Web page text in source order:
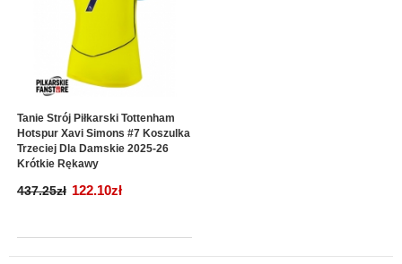
Tanie Strój Piłkarski Tottenham
Hotspur Xavi Simons #7 Koszulka
Trzeciej Dla Damskie 2025-26
Krótkie Rękawy
437.25zł 122.10zł